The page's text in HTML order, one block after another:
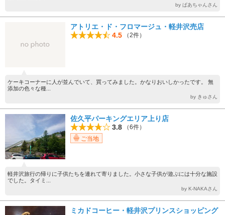
by ぱあちゃんさん
アトリエ・ド・フロマージュ・軽井沢売店
4.5
（2件）
ケーキコーナーに人が並んでいて、買ってみました。かなりおいしかったです。 無
添加の色々な種...
by きゅさん
佐久平パーキングエリア上り店
3.8
（6件）
ご当地
軽井沢旅行の帰りに子供たちを連れて寄りました。小さな子供が遊ぶには十分な施設
でした。タイミ...
by K-NAKAさん
ミカドコーヒー・軽井沢プリンスショッピング